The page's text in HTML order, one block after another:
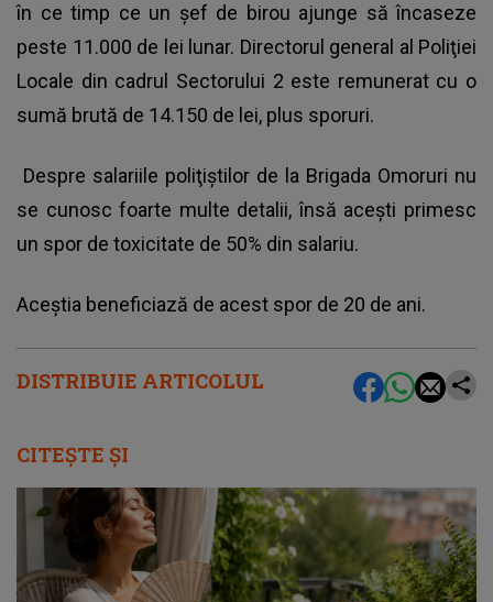
DISTRIBUIE ARTICOLUL
în ce timp ce un şef de birou ajunge să încaseze
peste 11.000 de lei lunar. Directorul general al Poliţiei
Locale din cadrul Sectorului 2 este remunerat cu o
sumă brută de 14.150 de lei, plus sporuri.
Despre salariile poliţiştilor de la Brigada Omoruri nu
se cunosc foarte multe detalii, însă aceşti primesc
un spor de toxicitate de 50% din salariu.
Aceştia beneficiază de acest spor de 20 de ani.
CITEȘTE ȘI